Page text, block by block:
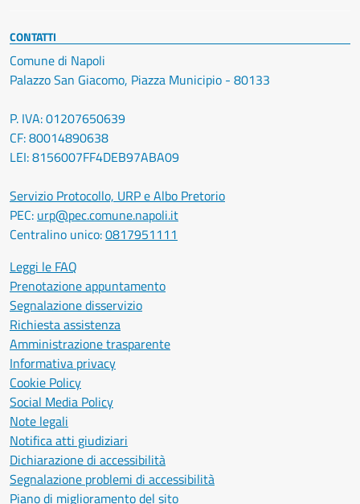
CONTATTI
Comune di Napoli
Palazzo San Giacomo, Piazza Municipio - 80133
P. IVA: 01207650639
CF: 80014890638
LEI: 8156007FF4DEB97ABA09
Servizio Protocollo, URP e Albo Pretorio
PEC: urp@pec.comune.napoli.it
Centralino unico:0817951111
Leggi le FAQ
Prenotazione appuntamento
Segnalazione disservizio
Richiesta assistenza
Amministrazione trasparente
Informativa privacy
Cookie Policy
Social Media Policy
Note legali
Notifica atti giudiziari
Dichiarazione di accessibilità
Segnalazione problemi di accessibilità
Piano di miglioramento del sito